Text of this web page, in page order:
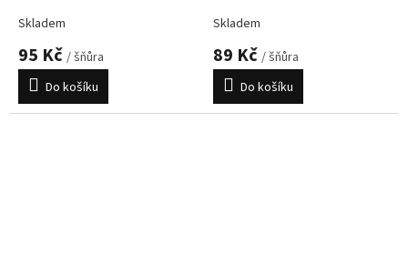
Skladem
95 Kč / šňůra
Do košíku
Skladem
89 Kč / šňůra
Do košíku